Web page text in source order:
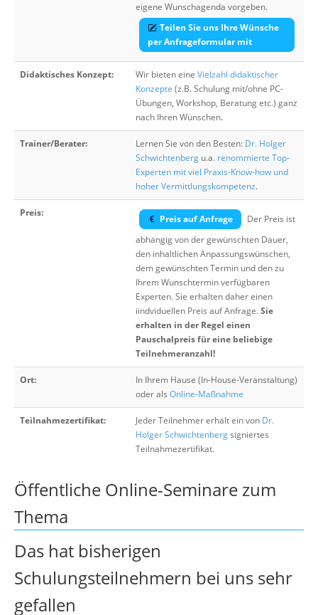
eigene Wunschagenda vorgeben.
Teilen Sie uns Ihre Wünsche
per Anfrageformular mit
Didaktisches Konzept: Wir bieten eine Vielzahl didaktischer
Konzepte (z.B. Schulung mit/ohne PC-
Übungen, Workshop, Beratung etc.) ganz
nach Ihren Wünschen.
Trainer/Berater: Lernen Sie von den Besten: Dr. Holger
Schwichtenberg u.a. renommierte Top-
Experten mit viel Praxis-Know-how und
hoher Vermittlungskompetenz.
Preis:
Preis auf Anfrage
Der Preis ist
abhängig von der gewünschten Dauer,
den inhaltlichen Anpassungswünschen,
dem gewünschten Termin und den zu
Ihrem Wunschtermin verfügbaren
Experten. Sie erhalten daher einen
iindviduellen Preis auf Anfrage.Sie
erhalten in der Regel einen
Pauschalpreis für eine beliebige
Teilnehmeranzahl!
Ort:
In Ihrem Hause (In-House-Veranstaltung)
oder als Online-Maßnahme
Teilnahmezertifikat: Jeder Teilnehmer erhält ein von Dr.
Holger Schwichtenbergsigniertes
Teilnahmezertifikat.
Öffentliche Online-Seminare zum
Thema
Das hat bisherigen
Schulungsteilnehmern bei uns sehr
gefallen